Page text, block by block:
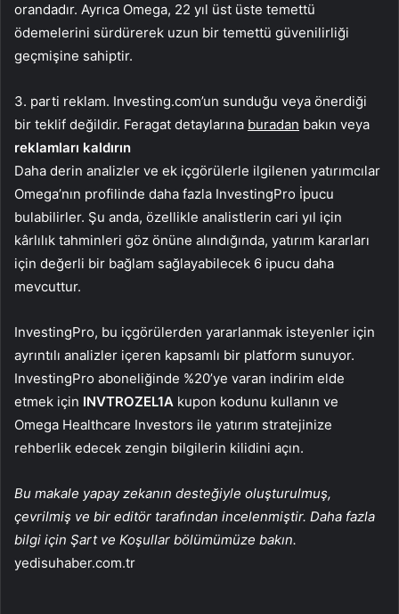
orandadır. Ayrıca Omega, 22 yıl üst üste temettü
ödemelerini sürdürerek uzun bir temettü güvenilirliği
geçmişine sahiptir.
3. parti reklam. Investing.com’un sunduğu veya önerdiği
bir teklif değildir. Feragat detaylarına buradan bakın veya
reklamları kaldırın
Daha derin analizler ve ek içgörülerle ilgilenen yatırımcılar
Omega’nın profilinde daha fazla InvestingPro İpucu
bulabilirler. Şu anda, özellikle analistlerin cari yıl için
kârlılık tahminleri göz önüne alındığında, yatırım kararları
için değerli bir bağlam sağlayabilecek 6 ipucu daha
mevcuttur.
InvestingPro, bu içgörülerden yararlanmak isteyenler için
ayrıntılı analizler içeren kapsamlı bir platform sunuyor.
InvestingPro aboneliğinde %20’ye varan indirim elde
etmek için INVTROZEL1A kupon kodunu kullanın ve
Omega Healthcare Investors ile yatırım stratejinize
rehberlik edecek zengin bilgilerin kilidini açın.
Bu makale yapay zekanın desteğiyle oluşturulmuş,
çevrilmiş ve bir editör tarafından incelenmiştir. Daha fazla
bilgi için Şart ve Koşullar bölümümüze bakın.
yedisuhaber.com.tr